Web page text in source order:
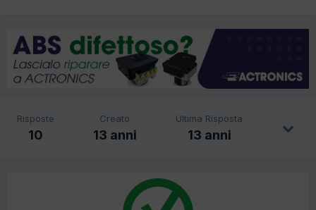
Risposte
10
Creato
13 anni
Ultima Risposta
13 anni